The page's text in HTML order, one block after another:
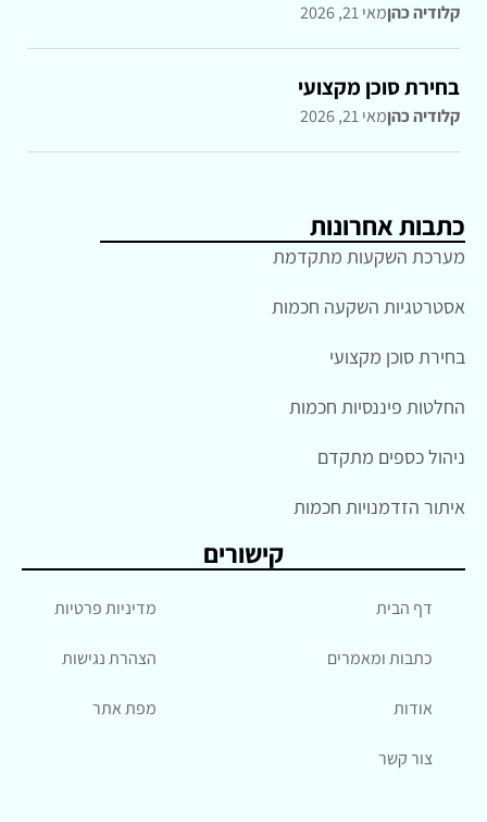
קלודיה כהןמאי 21, 2026
בחירת סוכן מקצועי
קלודיה כהןמאי 21, 2026
כתבות אחרונות
מערכת השקעות מתקדמת
אסטרטגיות השקעה חכמות
בחירת סוכן מקצועי
החלטות פיננסיות חכמות
ניהול כספים מתקדם
איתור הזדמנויות חכמות
קישורים
דף הבית
כתבות ומאמרים
אודות
צור קשר
מדיניות פרטיות
הצהרת נגישות
מפת אתר